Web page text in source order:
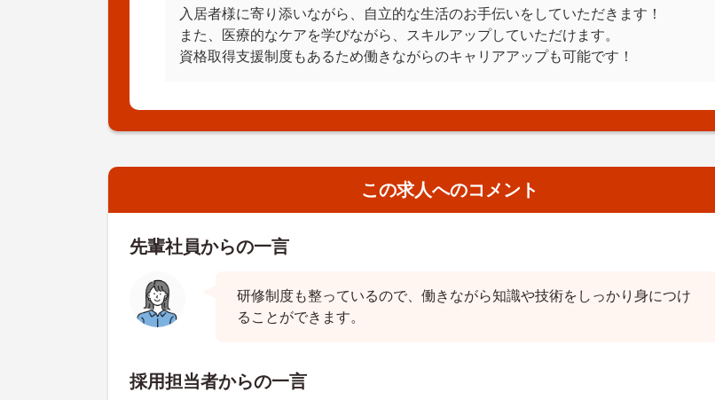
入居者様に寄り添いながら、自立的な生活のお手伝いをしていただきます！
また、医療的なケアを学びながら、スキルアップしていただけます。
資格取得支援制度もあるため働きながらのキャリアアップも可能です！
この求人へのコメント
先輩社員からの一言
研修制度も整っているので、働きながら知識や技術をしっかり身につけ
ることができます。
採用担当者からの一言